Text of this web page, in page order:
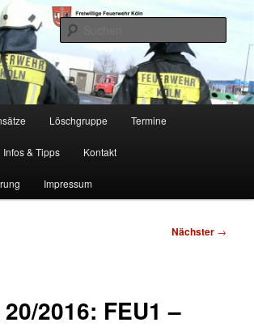
RD
Köln, Löschgruppe Rodenkirchen
Löschgruppe Termine
Infos & Tipps Kontakt
Impressum
Nächster →
2016: FEU1 –